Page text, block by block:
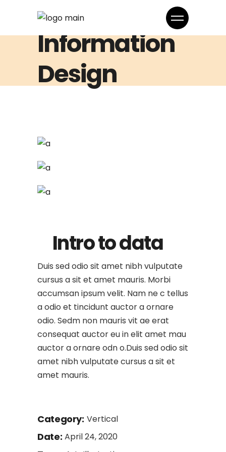
Information
Design
Intro to data
Duis sed odio sit amet nibh vulputate
cursus a sit et amet mauris. Morbi
accumsan ipsum velit. Nam ne c tellus
a odio et tincidunt auctor a ornare
odio. Sedm non mauris vit ae erat
consequat auctor eu in elit amet mau
auctor a ornare odn o.Duis sed odio sit
amet nibh vulputate cursus a sit et
amet mauris.
Category: Vertical
Date: April 24, 2020